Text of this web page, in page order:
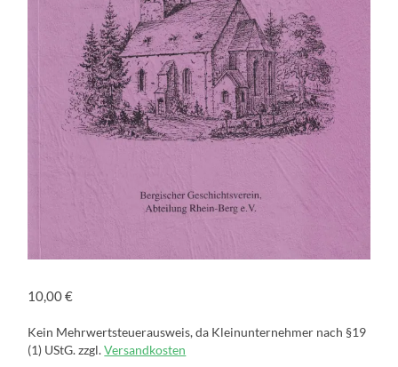
10,00€
Kein Mehrwertsteuerausweis, da Kleinunternehmer nach §19
(1) UStG. zzgl.Versandkosten